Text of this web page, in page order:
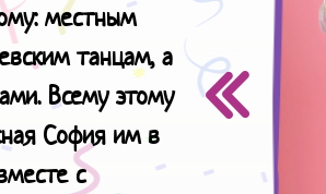
местным
танцам, а
Всему этому
София им в
с